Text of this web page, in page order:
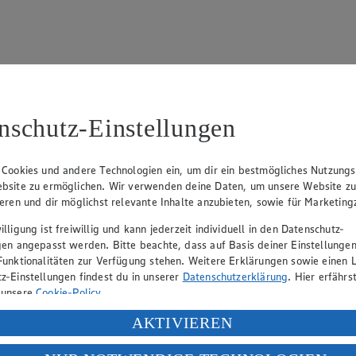
Claus Hollinger (Vorstandsmitglied, Sprecher), Dr. Dirk
gewährt Ihnen jedoch das Recht, den auf dieser Website
und Vervielfältigung von Bildmaterial oder Grafiken aus
verantwortlich. Firma und Anschriften unserer
hin, dass wir nicht an einem Streitbeilegungsverfahren vor einer
Einstellungen
und andere Technologien ein, um dir ein bestmögliches
zu ermöglichen. Wir verwenden deine Daten, um unsere Website zu
und dir möglichst relevante Inhalte anzubieten, sowie für
ist freiwillig und kann jederzeit individuell in den Datenschutz-
angepasst werden. Bitte beachte, dass auf Basis deiner
zur Verfügung stehen. Weitere Erklärungen sowie einen
Einstellungen findest du in unserer Datenschutzerklärung. Hier
Cookie-Policy.
deiner personenbezogenen Daten in den USA durch Facebook und
„Aktivieren“ klickst, willigst du im Sinne des Art. 49 Abs. 1 Satz 1 lit.
AKTIVIEREN